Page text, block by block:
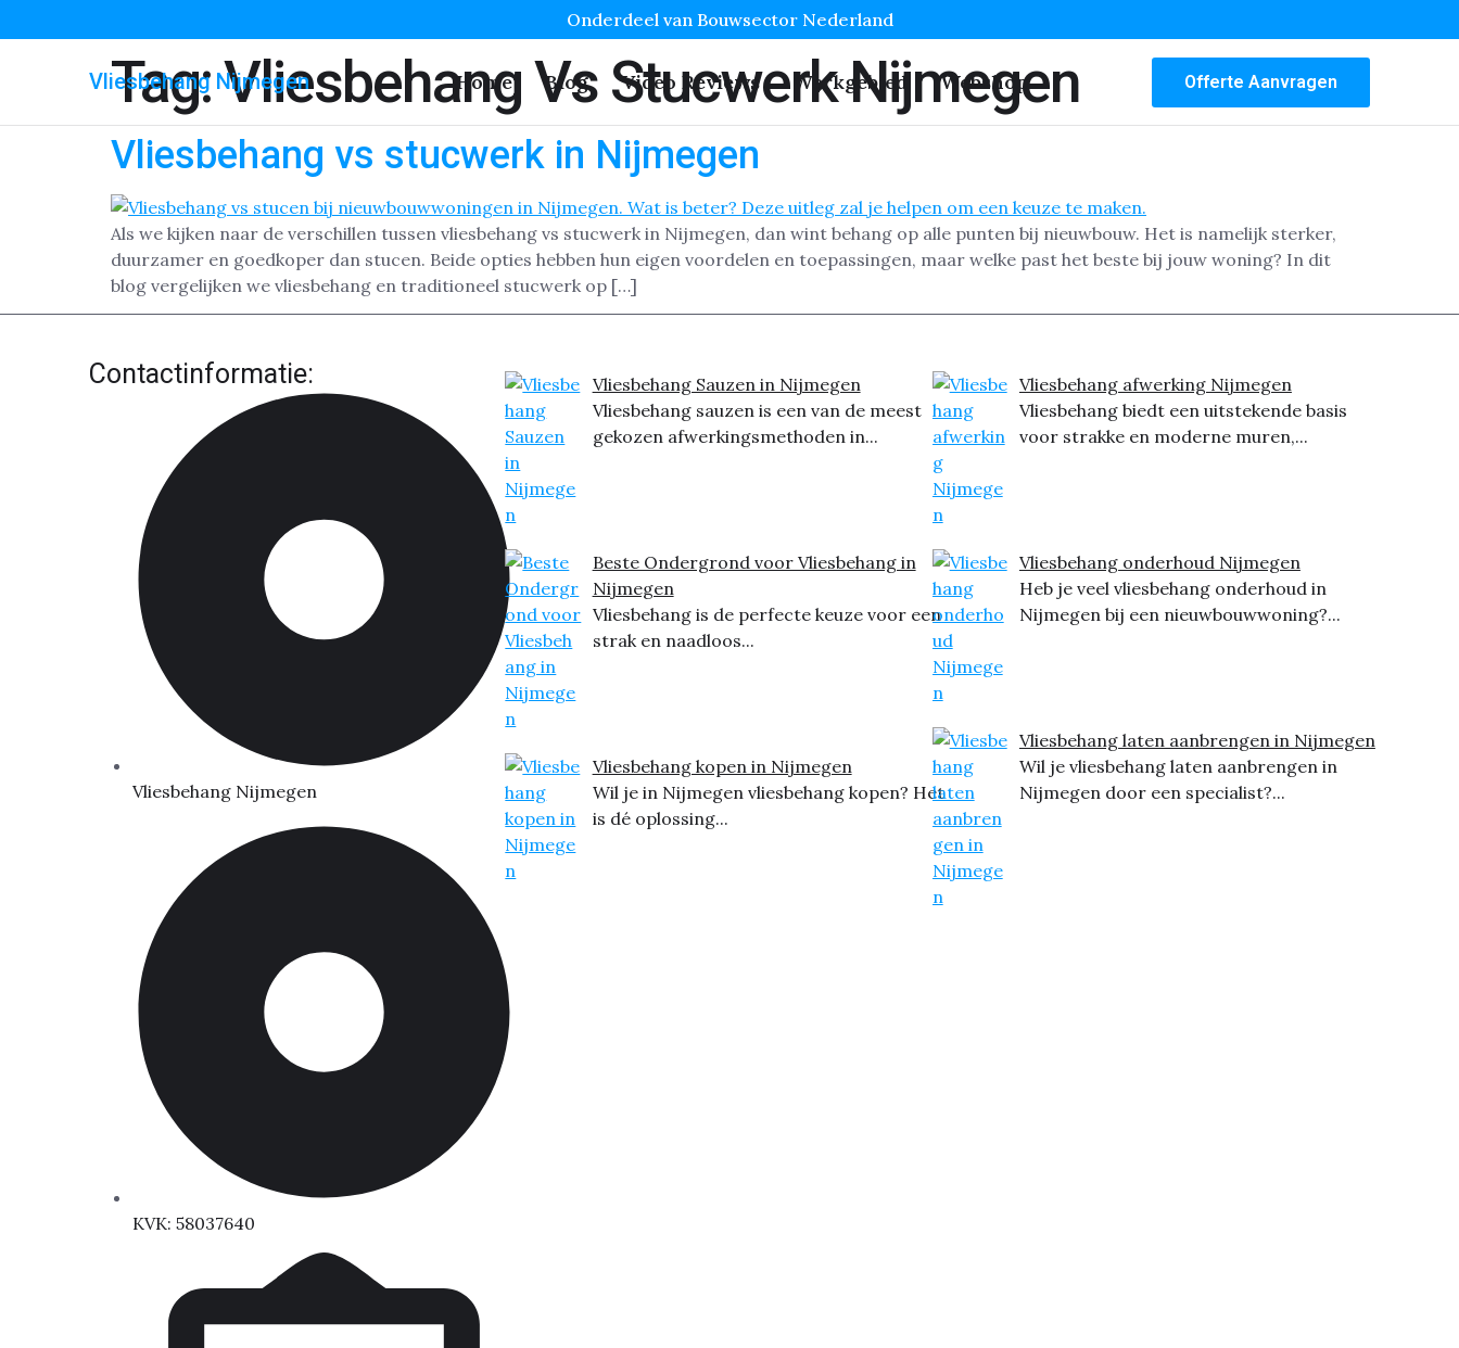
Onderdeel van Bouwsector Nederland
Vliesbehang Nijmegen Home Blog Video Reviews Werkgebied Webshop Offerte Aanvragen
Tag:Vliesbehang Vs Stucwerk Nijmegen
Vliesbehang vs stucwerk in Nijmegen
Als we kijken naar de verschillen tussen vliesbehang vs stucwerk in Nijmegen, dan wint behang op alle punten bij nieuwbouw. Het is namelijk sterker,
duurzamer en goedkoper dan stucen. Beide opties hebben hun eigen voordelen en toepassingen, maar welke past het beste bij jouw woning? In dit
blog vergelijken we vliesbehang en traditioneel stucwerk op […]
Contactinformatie:
Vliesbehang Nijmegen
KVK: 58037640
Vliesbehang Sauzen in Nijmegen
Vliesbehang sauzen is een van de meest
gekozen afwerkingsmethoden in...
Beste Ondergrond voor Vliesbehang in
Nijmegen
Vliesbehang is de perfecte keuze voor een
strak en naadloos...
Vliesbehang kopen in Nijmegen
Wil je in Nijmegen vliesbehang kopen? Het
is dé oplossing...
Vliesbehang afwerking Nijmegen
Vliesbehang biedt een uitstekende basis
voor strakke en moderne muren,...
Vliesbehang onderhoud Nijmegen
Heb je veel vliesbehang onderhoud in
Nijmegen bij een nieuwbouwwoning?...
Vliesbehang laten aanbrengen in Nijmegen
Wil je vliesbehang laten aanbrengen in
Nijmegen door een specialist?...